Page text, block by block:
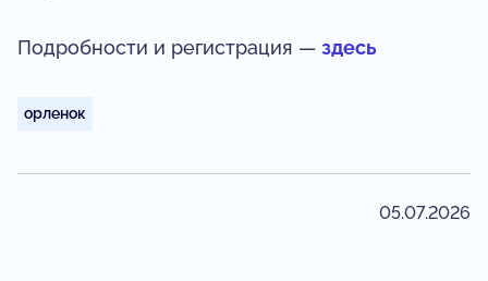
Подробности и регистрация — здесь
орленок
05.07.2026